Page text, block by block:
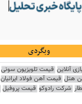
وبگردی
آنلاین قیمت تلویزیون سونی
هتل قیمت آهن فولاد ایرانیان
شرکت رادوکو قیمت پروفیل